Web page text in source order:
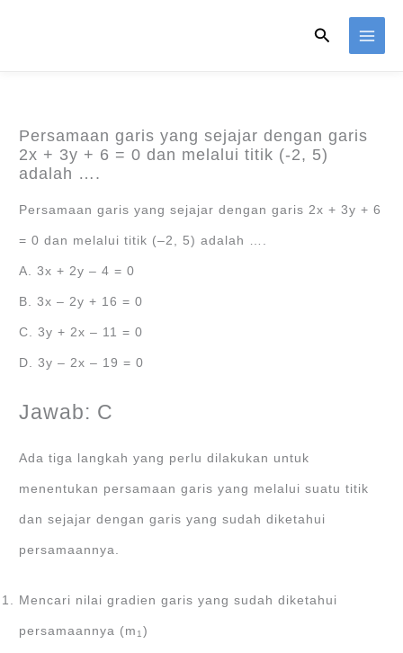
Search
Persamaan garis yang sejajar dengan garis
2x + 3y + 6 = 0 dan melalui titik (-2, 5)
adalah ….
Persamaan garis yang sejajar dengan garis 2x + 3y + 6
= 0 dan melalui titik (‒2, 5) adalah ….
A. 3x + 2y ‒ 4 = 0
B. 3x ‒ 2y + 16 = 0
C. 3y + 2x ‒ 11 = 0
D. 3y ‒ 2x ‒ 19 = 0
Jawab: C
Ada tiga langkah yang perlu dilakukan untuk
menentukan persamaan garis yang melalui suatu titik
dan sejajar dengan garis yang sudah diketahui
persamaannya.
Mencari nilai gradien garis yang sudah diketahui
persamaannya (m 1)